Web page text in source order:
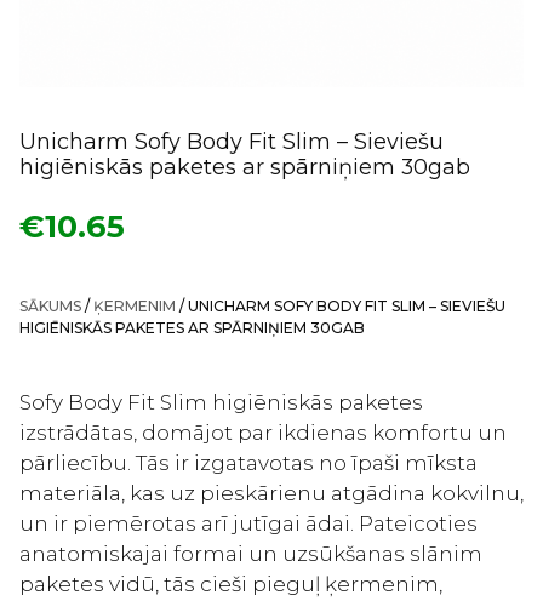
Unicharm Sofy Body Fit Slim – Sieviešu
higiēniskās paketes ar spārniņiem 30gab
€10.65
SĀKUMS / ĶERMENIM / UNICHARM SOFY BODY FIT SLIM – SIEVIEŠU
HIGIĒNISKĀS PAKETES AR SPĀRNIŅIEM 30GAB
Sofy Body Fit Slim higiēniskās paketes
izstrādātas, domājot par ikdienas komfortu un
pārliecību. Tās ir izgatavotas no īpaši mīksta
materiāla, kas uz pieskārienu atgādina kokvilnu,
un ir piemērotas arī jutīgai ādai. Pateicoties
anatomiskajai formai un uzsūkšanas slānim
paketes vidū, tās cieši pieguļ ķermenim,